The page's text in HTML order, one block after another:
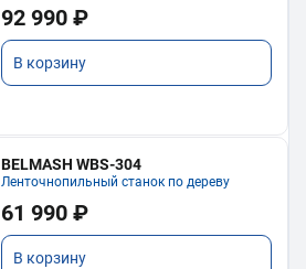
92 990 ₽
В корзину
BELMASH WBS-304
Ленточнопильный станок по дереву
61 990 ₽
В корзину